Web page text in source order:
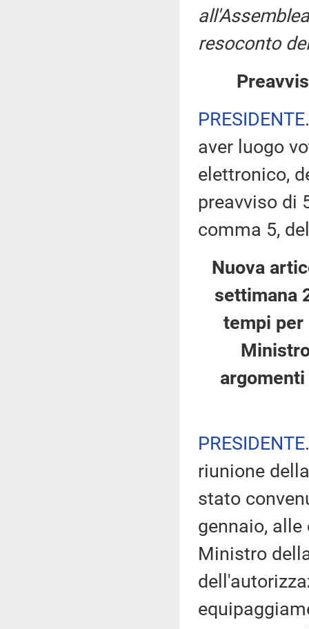
resoconto
PRESIDENTE
aver luogo
elettronico,
preavviso di
comma 5,
Nuova
settimana
tempi per
PRESIDENTE
riunione
stato
gennaio,
Ministro